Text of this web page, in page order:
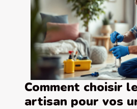
Comment choisir
artisan pour vos